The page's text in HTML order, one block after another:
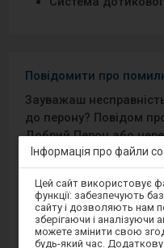
Повідомити про
Зауважаш
до перону? Повідом
Добрий Перон або
Android/iOS.
Інформація про файли
Увага,
ви
перебуваєте
модальному
вікні.
Цей сайт використовує
функції: забезпечують
сайту і дозволяють нам
зберігаючи і аналізуючи
можете змінити свою
будь-який час.